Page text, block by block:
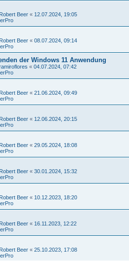
Robert Beer « 12.07.2024, 19:05
Robert Beer « 08.07.2024, 09:14
der Windows 11 Anwendung
« 04.07.2024, 07:42
Robert Beer « 21.06.2024, 09:49
Robert Beer « 12.06.2024, 20:15
Robert Beer « 29.05.2024, 18:08
Robert Beer « 30.01.2024, 15:32
Robert Beer « 10.12.2023, 18:20
Robert Beer « 16.11.2023, 12:22
Robert Beer « 25.10.2023, 17:08